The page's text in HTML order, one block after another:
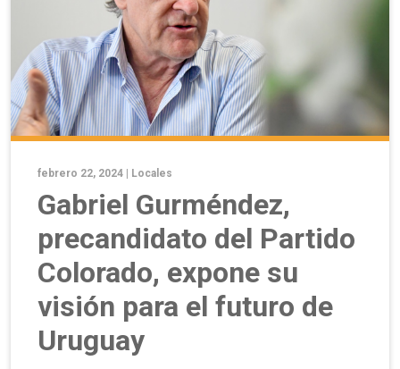
febrero 22, 2024 | Locales
Gabriel Gurméndez,
precandidato del Partido
Colorado, expone su
visión para el futuro de
Uruguay